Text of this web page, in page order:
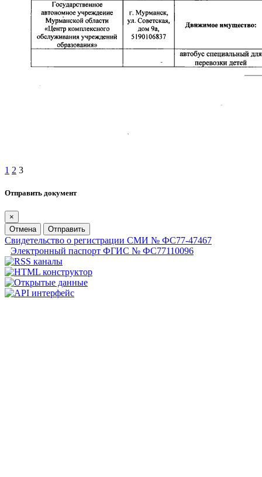
1 2 3
Отправить документ
×
Отмена
Отправить
Свидетельство о регистрации СМИ № ФС77-47467
Электронный паспорт ФГИС № ФС77110096